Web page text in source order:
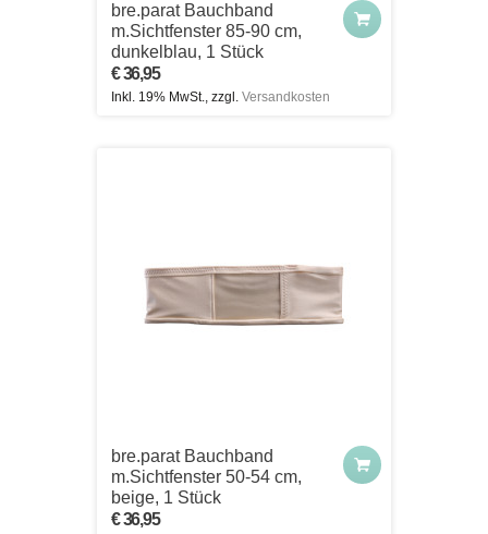
bre.parat Bauchband
m.Sichtfenster 85-90 cm,
dunkelblau, 1 Stück
€ 36,95
Inkl. 19% MwSt., zzgl. Versandkosten
bre.parat Bauchband
m.Sichtfenster 50-54 cm,
beige, 1 Stück
€ 36,95